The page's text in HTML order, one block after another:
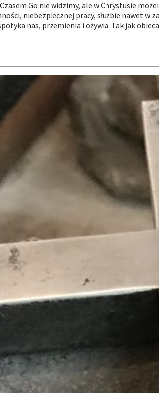
Go nie widzimy, ale w Chrystusie
niebezpiecznej pracy, służbie nawet w
nas, przemienia i ożywia. Tak jak